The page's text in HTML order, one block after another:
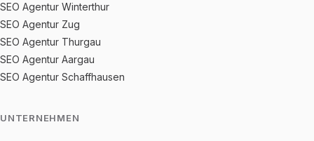
SEO Agentur Winterthur
SEO Agentur Zug
SEO Agentur Thurgau
SEO Agentur Aargau
SEO Agentur Schaffhausen
UNTERNEHMEN